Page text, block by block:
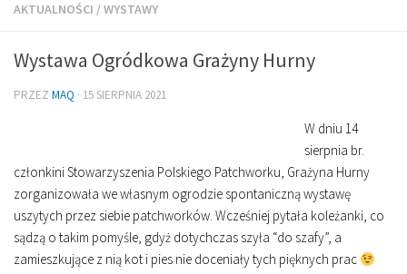
AKTUALNOŚCI /WYSTAWY
Wystawa Ogródkowa Grażyny Hurny
PRZEZ MAQ · 15 SIERPNIA 2021
W dniu 14
sierpnia br.
członkini Stowarzyszenia Polskiego Patchworku, Grażyna Hurny
zorganizowała we własnym ogrodzie spontaniczną wystawę
uszytych przez siebie patchworków. Wcześniej pytała koleżanki, co
sądzą o takim pomyśle, gdyż dotychczas szyła “do szafy”, a
zamieszkujące z nią kot i pies nie doceniały tych pięknych prac